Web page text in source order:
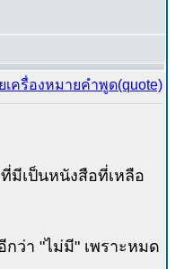
มีเป็นหนังสือที่เหลือ
ว่า "ไม่มี" เพราะหมด